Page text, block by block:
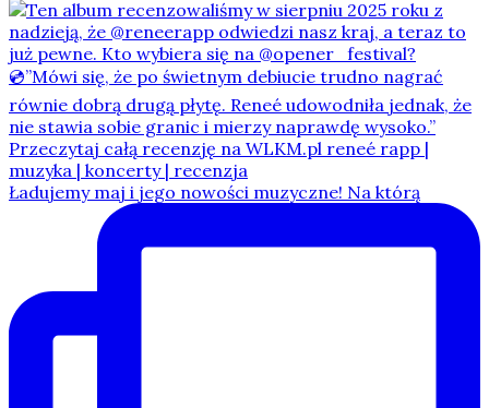
Ładujemy maj i jego nowości muzyczne! Na którą